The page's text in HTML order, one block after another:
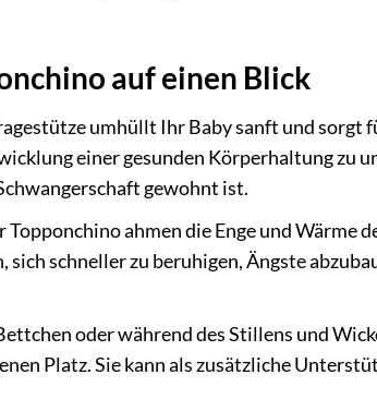
auf einen Blick
umhüllt Ihr Baby sanft und sorgt
einer gesunden Körperhaltung zu
gewohnt ist.
ahmen die Enge und Wärme
schneller zu beruhigen, Ängste
oder während des Stillens und
Platz. Sie kann als zusätzliche